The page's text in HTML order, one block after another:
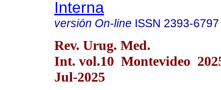
Interna
versión On-line ISSN 2393-6797
Rev. Urug. Med.
Int. vol.10 Montevideo
Jul-2025